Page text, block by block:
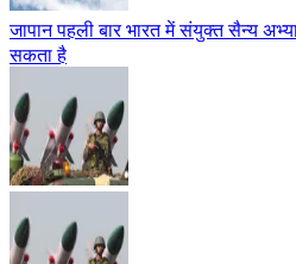
जापान पहली बार भारत में संयुक्त सैन्य
सकता है